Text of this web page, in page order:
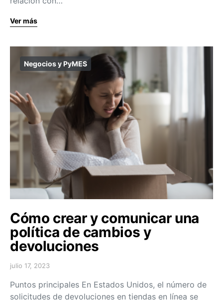
Ver más
Negocios y PyMES
Cómo crear y comunicar una
política de cambios y
devoluciones
julio 17, 2023
Puntos principales En Estados Unidos, el número de
solicitudes de devoluciones en tiendas en línea se